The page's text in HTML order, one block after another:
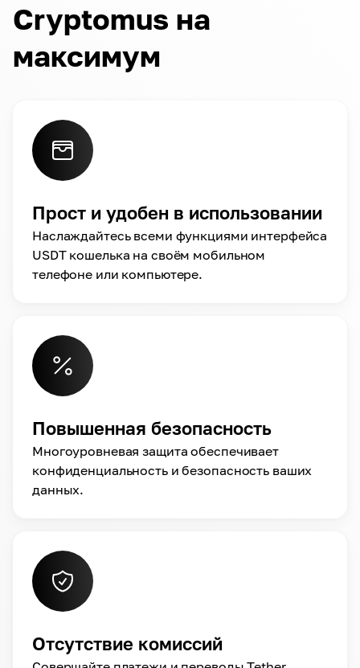
Cryptomus на
максимум
Прост и удобен в использовании
Наслаждайтесь всеми функциями интерфейса
USDT кошелька на своём мобильном
телефоне или компьютере.
Повышенная безопасность
Многоуровневая защита обеспечивает
конфиденциальность и безопасность ваших
данных.
Отсутствие комиссий